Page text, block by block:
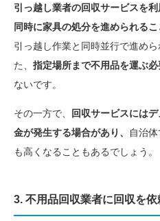
引っ越し業者の回収サービスを
同時に家具の処分を進められるこ
引っ越し作業と同時並行で進め
た、 指定場所まで不用品を運ぶ
ないです。
その一方で、
回収サービスには
金が発生する場合があり、
自治
も高くなることもあるでしょう。
3. 不用品回収業者に回収を依